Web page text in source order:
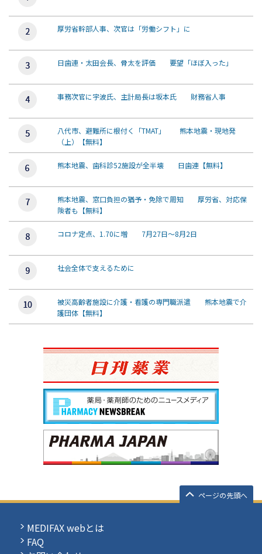
厚労省幹部人事、次官は「労働シフト」に
日歯連・太田会長、骨太を評価 要望「ほぼ入った」
事務次官に宇波氏、主計局長は坂本氏 財務省人事
八代市、避難所に根付く「TMAT」 熊本地震・現地発
（上）【無料】
熊本地震、歯科診52施設が全半壊 日歯連【無料】
熊本地震、窓口負担の猶予・免除で周知 厚労省、対応保
険者も【無料】
コロナ定点、1.70に増 7月27日～8月2日
社会全体で支えるために
被災高齢者施設に介護・看護の専門職派遣 熊本地震で介
護団体【無料】
ページの先頭へ
MEDIFAX webとは
FAQ